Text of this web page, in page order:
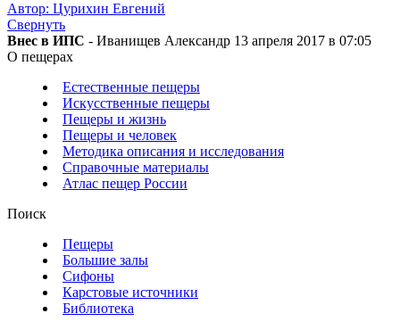
Автор: Цурихин Евгений
Свернуть
Внес в ИПС - Иванищев Александр 13 апреля 2017 в 07:05
О пещерах
Естественные пещеры
Искусственные пещеры
Пещеры и жизнь
Пещеры и человек
Методика описания и исследования
Справочные материалы
Атлас пещер России
Поиск
Пещеры
Большие залы
Сифоны
Карстовые источники
Библиотека